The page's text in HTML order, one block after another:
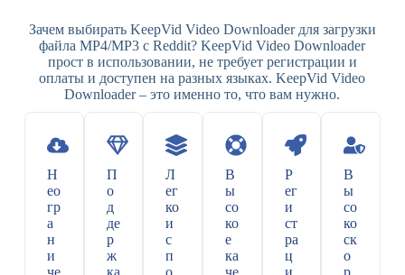
Зачем выбирать KeepVid Video Downloader для загрузки
файла MP4/MP3 с Reddit? KeepVid Video Downloader
прост в использовании, не требует регистрации и
оплаты и доступен на разных языках. KeepVid Video
Downloader – это именно то, что вам нужно.
Н
ео
гр
а
н
и
че
П
о
д
де
р
ж
ка
Л
ег
ко
и
с
п
о
В
ы
со
ко
е
ка
че
Р
ег
и
ст
ра
ц
и
В
ы
со
ко
ск
о
р